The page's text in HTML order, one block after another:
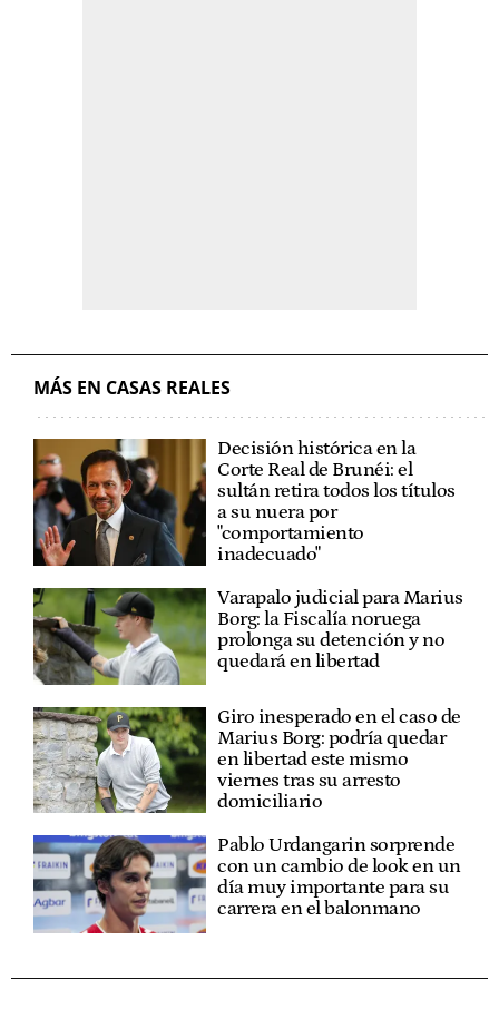
MÁS EN CASAS REALES
Decisión histórica en la
Corte Real de Brunéi: el
sultán retira todos los títulos
a su nuera por
"comportamiento
inadecuado"
Varapalo judicial para Marius
Borg: la Fiscalía noruega
prolonga su detención y no
quedará en libertad
Giro inesperado en el caso de
Marius Borg: podría quedar
en libertad este mismo
viernes tras su arresto
domiciliario
Pablo Urdangarin sorprende
con un cambio de look en un
día muy importante para su
carrera en el balonmano